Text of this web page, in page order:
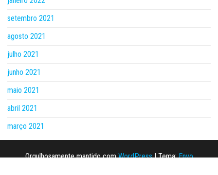
setembro 2021
agosto 2021
julho 2021
junho 2021
maio 2021
abril 2021
março 2021
Orgulhosamente mantido comWordPress |Tema:Envo